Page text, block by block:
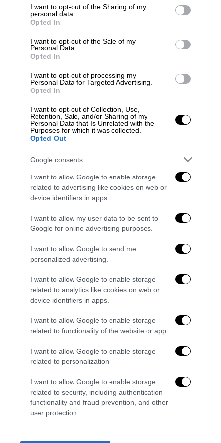
not limited to your visit or usage behaviour. You may click to
grant or deny consent to Google and its third-party tags to
use your data for below specified purposes in below Google
consent section.
I want to opt-out of the Sharing of my
personal data.
Opted In
I want to opt-out of the Sale of my
Personal Data.
Opted In
I want to opt-out of processing my
Personal Data for Targeted Advertising.
Opted In
I want to opt-out of Collection, Use,
Retention, Sale, and/or Sharing of my
Personal Data that Is Unrelated with the
Purposes for which it was collected.
Opted Out
Google consents
I want to allow Google to enable storage
related to advertising like cookies on web or
device identifiers in apps.
I want to allow my user data to be sent to
Google for online advertising purposes.
I want to allow Google to send me
personalized advertising.
I want to allow Google to enable storage
related to analytics like cookies on web or
device identifiers in apps.
I want to allow Google to enable storage
related to functionality of the website or app.
I want to allow Google to enable storage
related to personalization.
I want to allow Google to enable storage
related to security, including authentication
functionality and fraud prevention, and other
user protection.
ευαλωτότητα και τη δυνατότητα
ανθεκτικότητας του κάθε ατόμου. «Το
τραύμα είναι μια χιλιοειπωμένη έκφραση»
πρόσθεσε ο κ.Στυλιανίδης
σχολιάζοντας ότι
δεν σημαίνει ότι όλοι όσοι χάνουν ένα
στοιχείο περιουσίας θα τραυματιστούν
διαχρονικά.
Ωστόσο, όπως είπε «είναι δικαιολογημένο να
εκδηλώνονται άγχος, λύπη, απελπισία,
διαταραχές ύπνου και ψυχοσωματικά
συμπτώματα». Ενδεικτικά, όπως ανέφερε ο
Στυλιανίδηςποσοστό «5 – 10% του
γενικού πληθυσμού που υπόκειται σε μια
ψυχιατρικές διαταραχές, δηλαδή
άγχοςκαι
κατάθλιψη».
«Μιλάμε για αλλαγή κουλτούρας»
Παράλληλα ο κ. Στυλιανίδης μίλησε και για
την επόμενη ημέρα από τις πυρκαγιές στην
Βορειοανατολική Αττικήλέγοντας ότι θα
πρέπει να αλλάξουμε σελίδα ως κοινωνία.